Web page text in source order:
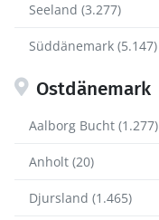
Seeland (3.277)
Süddänemark (5.147)
Ostdänemark
Aalborg Bucht (1.277)
Anholt (20)
Djursland (1.465)